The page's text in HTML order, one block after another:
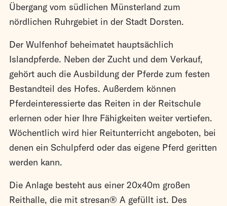
Übergang vom südlichen Münsterland zum
nördlichen Ruhrgebiet in der Stadt Dorsten.
Der Wulfenhof beheimatet hauptsächlich
Islandpferde. Neben der Zucht und dem Verkauf,
gehört auch die Ausbildung der Pferde zum festen
Bestandteil des Hofes. Außerdem können
Pferdeinteressierte das Reiten in der Reitschule
erlernen oder hier Ihre Fähigkeiten weiter vertiefen.
Wöchentlich wird hier Reitunterricht angeboten, bei
denen ein Schulpferd oder das eigene Pferd geritten
werden kann.
Die Anlage besteht aus einer 20x40m großen
Reithalle, die mit stresan® A gefüllt ist. Des